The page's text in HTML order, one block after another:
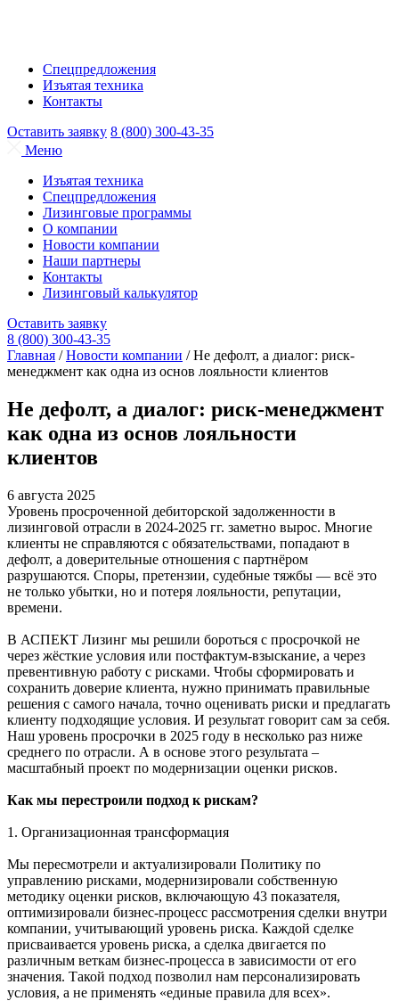
Спецпредложения
Изъятая техника
Контакты
Оставить заявку 8 (800) 300-43-35
Меню
Изъятая техника
Спецпредложения
Лизинговые программы
О компании
Новости компании
Наши партнеры
Контакты
Лизинговый калькулятор
Оставить заявку
8 (800) 300-43-35
Главная /Новости компании /Не дефолт, а диалог: риск-
менеджмент как одна из основ лояльности клиентов
Не дефолт, а диалог: риск-менеджмент
как одна из основ лояльности
клиентов
6 августа 2025
Уровень просроченной дебиторской задолженности в
лизинговой отрасли в 2024-2025 гг. заметно вырос. Многие
клиенты не справляются с обязательствами, попадают в
дефолт, а доверительные отношения с партнёром
разрушаются. Споры, претензии, судебные тяжбы — всё это
не только убытки, но и потеря лояльности, репутации,
времени.
В АСПЕКТ Лизинг мы решили бороться с просрочкой не
через жёсткие условия или постфактум-взыскание, а через
превентивную работу с рисками. Чтобы сформировать и
сохранить доверие клиента, нужно принимать правильные
решения с самого начала, точно оценивать риски и предлагать
клиенту подходящие условия. И результат говорит сам за себя.
Наш уровень просрочки в 2025 году в несколько раз ниже
среднего по отрасли. А в основе этого результата –
масштабный проект по модернизации оценки рисков.
Как мы перестроили подход к рискам?
1. Организационная трансформация
Мы пересмотрели и актуализировали Политику по
управлению рисками, модернизировали собственную
методику оценки рисков, включающую 43 показателя,
оптимизировали бизнес-процесс рассмотрения сделки внутри
компании, учитывающий уровень риска. Каждой сделке
присваивается уровень риска, а сделка двигается по
различным веткам бизнес-процесса в зависимости от его
значения. Такой подход позволил нам персонализировать
условия, а не применять «единые правила для всех».